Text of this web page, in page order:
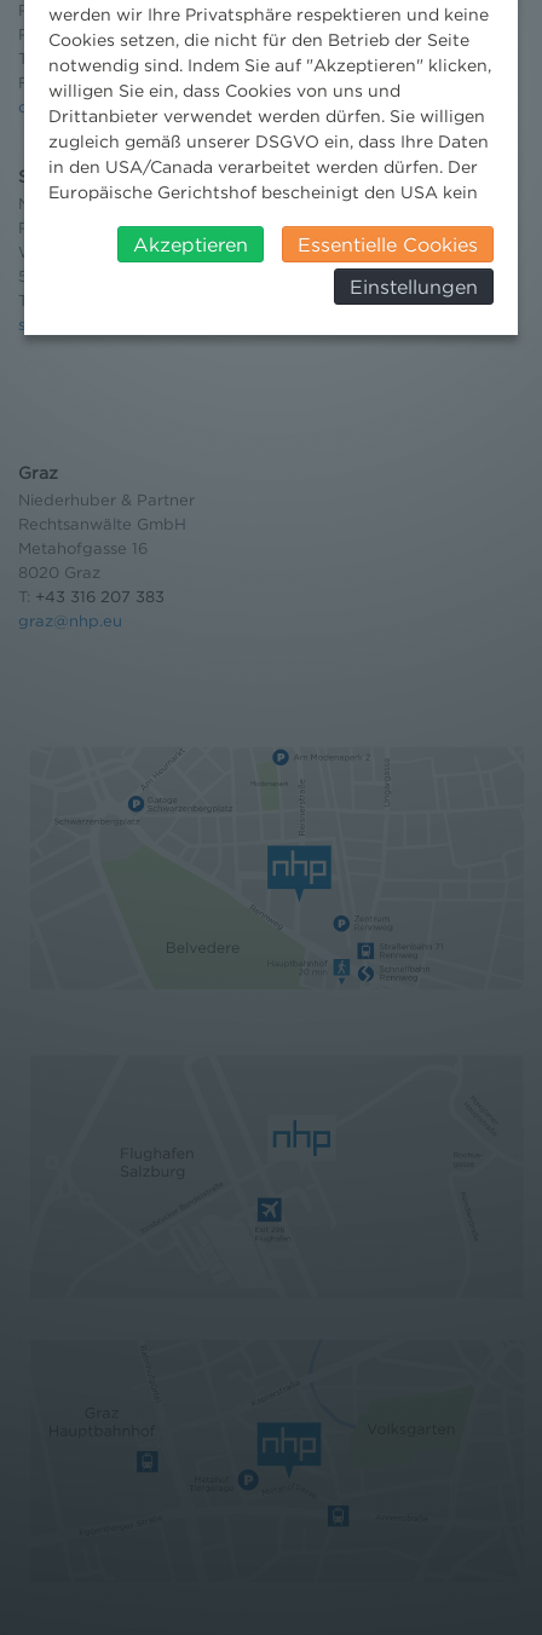
Rechtsanwälte GmbH
Reisnerstraße 53, 1030 Wien
T:
+43 1 513 21 24-0
F: +43 1 513 21 24-300
office@nhp.eu
Salzburg
Niederhuber & Partner
Rechtsanwälte GmbH
Wilhelm-Spazier-Straße 2a
5020 Salzburg
T:
salzburg@nhp.eu
Graz
Niederhuber & Partner
Rechtsanwälte GmbH
Metahofgasse 16
8020 Graz
T: +43 316 207 383
graz@nhp.eu
werden wir Ihre Privatsphäre respektieren und keine
Cookies setzen, die nicht für den Betrieb der Seite
notwendig sind. Indem Sie auf "Akzeptieren" klicken,
willigen Sie ein, dass Cookies von uns und
Drittanbieter verwendet werden dürfen. Sie willigen
zugleich gemäß unserer DSGVO ein, dass Ihre Daten
in den USA/Canada verarbeitet werden dürfen. Der
Europäische Gerichtshof bescheinigt den USA kein
insbesondere das Risiko, dass ihre Daten durch US-
Behörden, zu Kontroll- und zu
Überwachungszwecken, verarbeitet werden und
werden können. Zudem finden Sie am
Akzeptieren
Essentielle Cookies
Einstellungen